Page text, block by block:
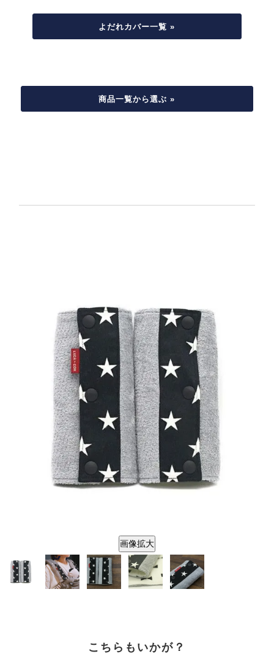
よだれカバー一覧 »
商品一覧から選ぶ »
画像拡大
こちらもいかが？